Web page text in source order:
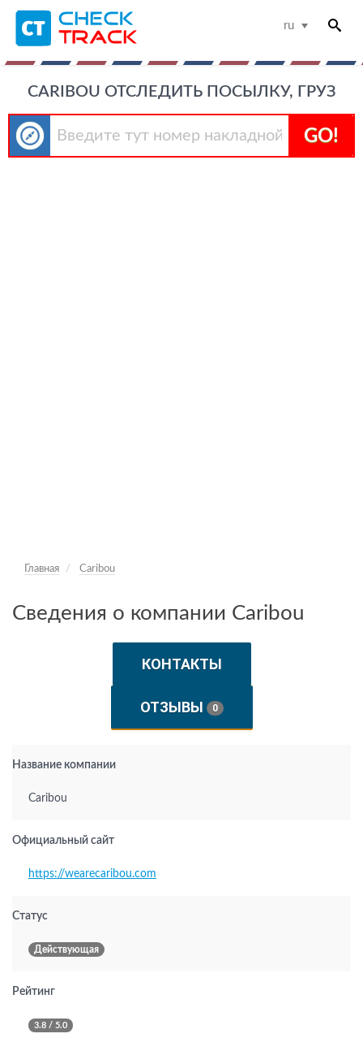
ru
CARIBOU ОТСЛЕДИТЬ ПОСЫЛКУ, ГРУЗ
GO!
Главная Caribou
Сведения о компании Caribou
КОНТАКТЫ
ОТЗЫВЫ 0
Название компании
Caribou
Официальный сайт
https://wearecaribou.com
Статус
Действующая
Рейтинг
3.8 / 5.0